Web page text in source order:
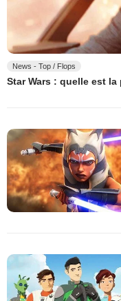
News - Top / Flops
Star Wars : quelle est